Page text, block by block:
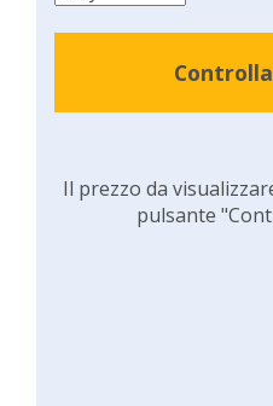
Il prezzo da
pulsante